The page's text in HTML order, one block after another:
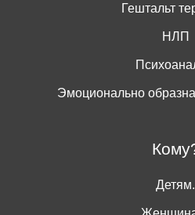
Гештальт
НЛП
Эмоционально
Детям.